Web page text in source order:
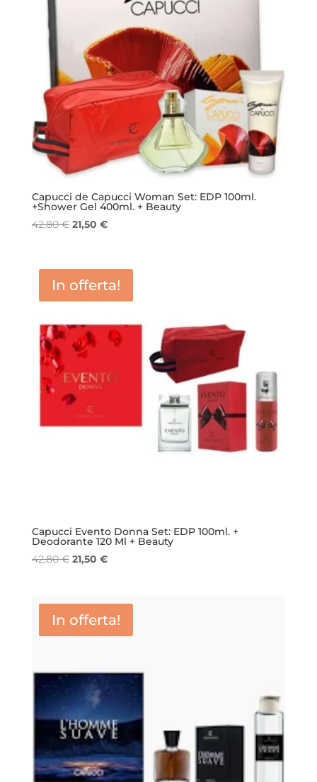
Capucci de Capucci Woman Set: EDP 100ml.
+Shower Gel 400ml. + Beauty
42,80€ Il
era:
42,80 €.
21,50 €Il
è:
21,50 €.
In offerta!
Capucci Evento Donna Set: EDP 100ml. +
Deodorante 120 Ml + Beauty
42,80€ Il
era:
42,80 €.
21,50 €Il
è:
21,50 €.
In offerta!